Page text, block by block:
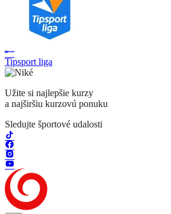
Tipsport liga
Užite si najlepšie kurzy
a najširšiu kurzovú ponuku
Sledujte športové udalosti